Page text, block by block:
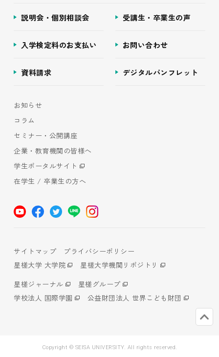
説明会・個別相談会 受講生・卒業生の声
入学検定料のお支払い お問い合わせ
資料請求 デジタルパンフレット
お知らせ
コラム
セミナー・公開講座
企業・教育機関の皆様へ
学生ポータルサイト
在学生 / 卒業生の方へ
サイトマップ
プライバシーポリシー
星槎大学 大学院
星槎大学機関リポジトリ
星槎ジャーナル
星槎グループ
学校法人 国際学園
公益財団法人 世界こども財団
Copyright © SEISA UNIVERSITY. All rights reserved.